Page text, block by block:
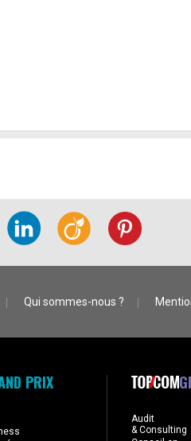
Qui sommes-nous ?
PRIX
Audit
& Consulting